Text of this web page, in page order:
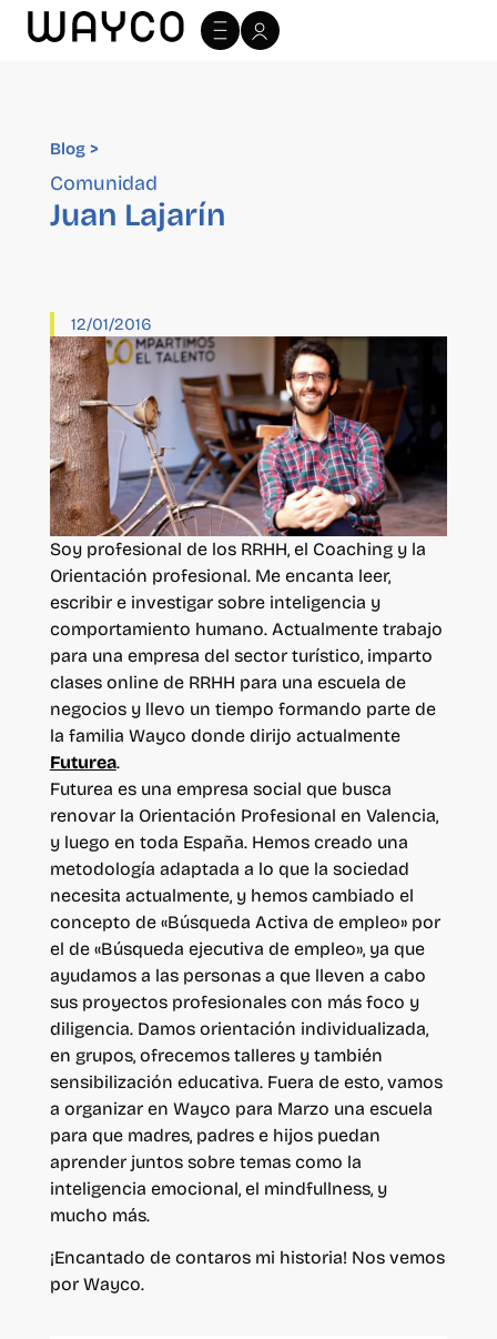
Blog >
Comunidad
Juan Lajarín
12/01/2016
Soy profesional de los RRHH, el Coaching y la
Orientación profesional. Me encanta leer,
escribir e investigar sobre inteligencia y
comportamiento humano. Actualmente trabajo
para una empresa del sector turístico, imparto
clases online de RRHH para una escuela de
negocios y llevo un tiempo formando parte de
la familia Wayco donde dirijo actualmente
Futurea.
Futurea es una empresa social que busca
renovar la Orientación Profesional en Valencia,
y luego en toda España. Hemos creado una
metodología adaptada a lo que la sociedad
necesita actualmente, y hemos cambiado el
concepto de «Búsqueda Activa de empleo» por
el de «Búsqueda ejecutiva de empleo», ya que
ayudamos a las personas a que lleven a cabo
sus proyectos profesionales con más foco y
diligencia. Damos orientación individualizada,
en grupos, ofrecemos talleres y también
sensibilización educativa. Fuera de esto, vamos
a organizar en Wayco para Marzo una escuela
para que madres, padres e hijos puedan
aprender juntos sobre temas como la
inteligencia emocional, el mindfullness, y
mucho más.
¡Encantado de contaros mi historia! Nos vemos
por Wayco.